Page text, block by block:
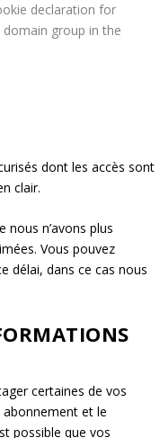
declaration for
group in the
dont les accès sont
clair.
n’avons plus
Vous pouvez
délai, dans ce cas nous
certaines de vos
et le
possible que vos